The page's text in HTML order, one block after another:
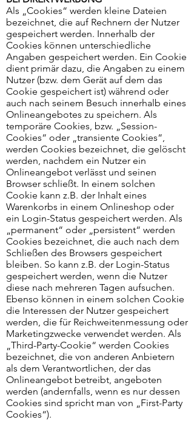
Als „Cookies“ werden kleine Dateien
bezeichnet, die auf Rechnern der Nutzer
gespeichert werden. Innerhalb der
Cookies können unterschiedliche
Angaben gespeichert werden. Ein Cookie
dient primär dazu, die Angaben zu einem
Nutzer (bzw. dem Gerät auf dem das
Cookie gespeichert ist) während oder
auch nach seinem Besuch innerhalb eines
Onlineangebotes zu speichern. Als
temporäre Cookies, bzw. „Session-
Cookies“ oder „transiente Cookies“,
werden Cookies bezeichnet, die gelöscht
werden, nachdem ein Nutzer ein
Onlineangebot verlässt und seinen
Browser schließt. In einem solchen
Cookie kann z.B. der Inhalt eines
Warenkorbs in einem Onlineshop oder
ein Login-Status gespeichert werden. Als
„permanent“ oder „persistent“ werden
Cookies bezeichnet, die auch nach dem
Schließen des Browsers gespeichert
bleiben. So kann z.B. der Login-Status
gespeichert werden, wenn die Nutzer
diese nach mehreren Tagen aufsuchen.
Ebenso können in einem solchen Cookie
die Interessen der Nutzer gespeichert
werden, die für Reichweitenmessung oder
Marketingzwecke verwendet werden. Als
„Third-Party-Cookie“ werden Cookies
bezeichnet, die von anderen Anbietern
als dem Verantwortlichen, der das
Onlineangebot betreibt, angeboten
werden (andernfalls, wenn es nur dessen
Cookies sind spricht man von „First-Party
Cookies“).